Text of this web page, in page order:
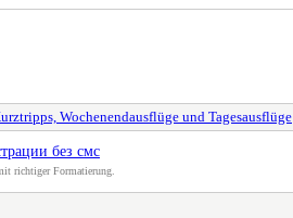
Wochenendausflüge und Tagesausflüge
без смс
richtiger Formatierung.